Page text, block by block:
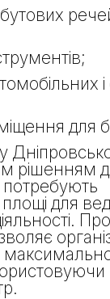
для
рішенням
потребують
площі для